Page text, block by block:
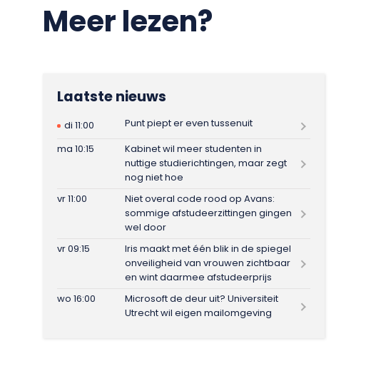
Meer lezen?
Laatste nieuws
di 11:00
Punt piept er even tussenuit
ma 10:15
Kabinet wil meer studenten in
nuttige studierichtingen, maar zegt
nog niet hoe
vr 11:00
Niet overal code rood op Avans:
sommige afstudeerzittingen gingen
wel door
vr 09:15
Iris maakt met één blik in de spiegel
onveiligheid van vrouwen zichtbaar
en wint daarmee afstudeerprijs
wo 16:00
Microsoft de deur uit? Universiteit
Utrecht wil eigen mailomgeving